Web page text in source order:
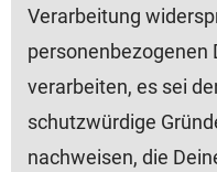
Verarbeitung
personenbezogenen
verarbeiten, es sei
schutzwürdige
nachweisen, die